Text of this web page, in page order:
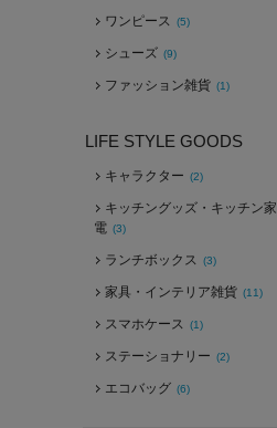
ワンピース (5)
シューズ (9)
ファッション雑貨 (1)
LIFE STYLE GOODS
キャラクター (2)
キッチングッズ・キッチン家
電 (3)
ランチボックス (3)
家具・インテリア雑貨 (11)
スマホケース (1)
ステーショナリー (2)
エコバッグ (6)